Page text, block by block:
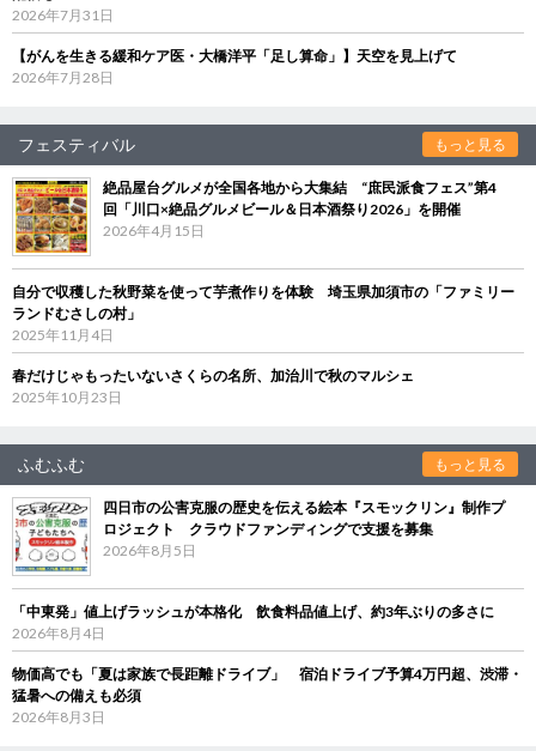
2026年7月31日
【がんを生きる緩和ケア医・大橋洋平「足し算命」】天空を見上げて
2026年7月28日
フェスティバル もっと見る
絶品屋台グルメが全国各地から大集結 “庶民派食フェス”第4
回「川口×絶品グルメビール＆日本酒祭り2026」を開催
2026年4月15日
自分で収穫した秋野菜を使って芋煮作りを体験 埼玉県加須市の「ファミリー
ランドむさしの村」
2025年11月4日
春だけじゃもったいないさくらの名所、加治川で秋のマルシェ
2025年10月23日
ふむふむ もっと見る
四日市の公害克服の歴史を伝える絵本『スモックリン』制作プ
ロジェクト クラウドファンディングで支援を募集
2026年8月5日
「中東発」値上げラッシュが本格化 飲食料品値上げ、約3年ぶりの多さに
2026年8月4日
物価高でも「夏は家族で長距離ドライブ」 宿泊ドライブ予算4万円超、渋滞・
猛暑への備えも必須
2026年8月3日